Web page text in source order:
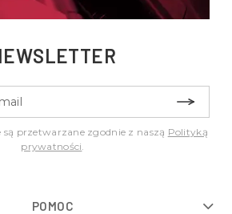
są przetwarzane zgodnie z naszą Polityką
prywatności
POMOC